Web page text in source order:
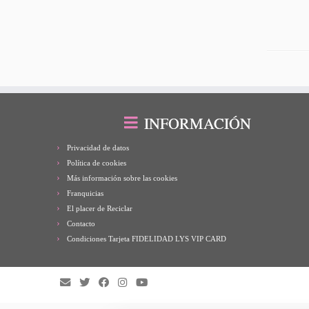
INFORMACIÓN
Privacidad de datos
Política de cookies
Más información sobre las cookies
Franquicias
El placer de Reciclar
Contacto
Condiciones Tarjeta FIDELIDAD LYS VIP CARD